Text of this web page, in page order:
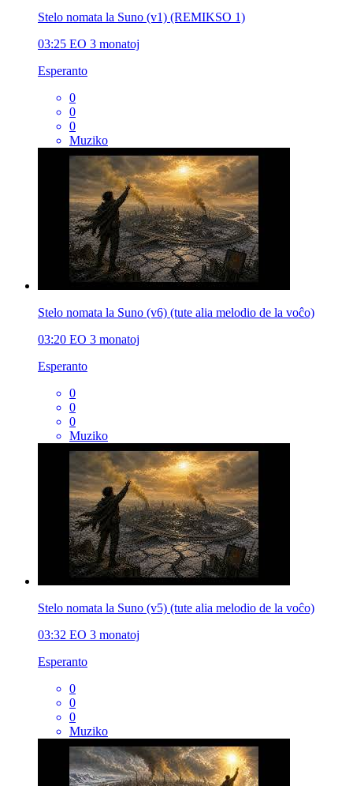
Stelo nomata la Suno (v1) (REMIKSO 1)
03:25 EO 3 monatoj
Esperanto
0
0
0
Muziko
Stelo nomata la Suno (v6) (tute alia melodio de la voĉo)
03:20 EO 3 monatoj
Esperanto
0
0
0
Muziko
Stelo nomata la Suno (v5) (tute alia melodio de la voĉo)
03:32 EO 3 monatoj
Esperanto
0
0
0
Muziko